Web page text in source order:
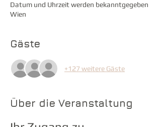
Datum und Uhrzeit werden bekanntgegeben
Wien
Gäste
+127 weitere Gäste
Über die Veranstaltung